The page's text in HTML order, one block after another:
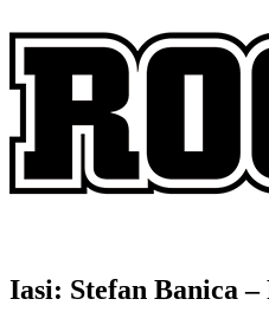
Iasi: Stefan Banica –